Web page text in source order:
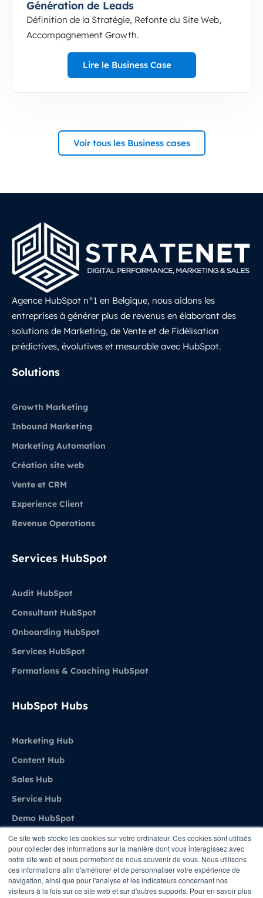
Ce site web stocke les cookies sur votre ordinateur. Ces cookies sont utilisés
pour collecter des informations sur la manière dont vous interagissez avec
notre site web et nous permettent de nous souvenir de vous. Nous utilisons
ces informations afin d'améliorer et de personnaliser votre expérience de
navigation, ainsi que pour l'analyse et les indicateurs concernant nos
visiteurs à la fois sur ce site web et sur d'autres supports. Pour en savoir plus
Génération de Leads
Définition de la Stratégie, Refonte du Site Web,
Accompagnement Growth.
Lire le Business Case
Voir tous les Business cases
Agence HubSpot n°1 en Belgique, nous aidons les
entreprises à générer plus de revenus en élaborant des
solutions de Marketing, de Vente et de Fidélisation
prédictives, évolutives et mesurable avec HubSpot.
Solutions
Growth Marketing
Inbound Marketing
Marketing Automation
Création site web
Vente et CRM
Experience Client
Revenue Operations
Services HubSpot
Audit HubSpot
Consultant HubSpot
Onboarding HubSpot
Services HubSpot
Formations & Coaching HubSpot
HubSpot Hubs
Marketing Hub
Content Hub
Sales Hub
Service Hub
Demo HubSpot
Agence
A propos de Stratenet